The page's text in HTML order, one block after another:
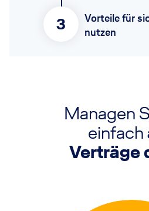
3
Vorteile für
nutzen
Managen
einfach
Verträge